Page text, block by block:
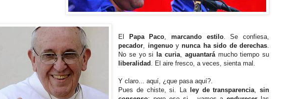
El Papa Paco ,marcando estilo. Se confiesa,
pecador
ingenuoynunca ha sido de derechas
No se yo si
la curia, aguantarámucho tiempo su
liberalidad
. El aire fresco, a veces, sienta mal.
Y claro... aquí, ¿que pasa aquí?.
Pues de chiste, si. La
ley de transparencia ,sin